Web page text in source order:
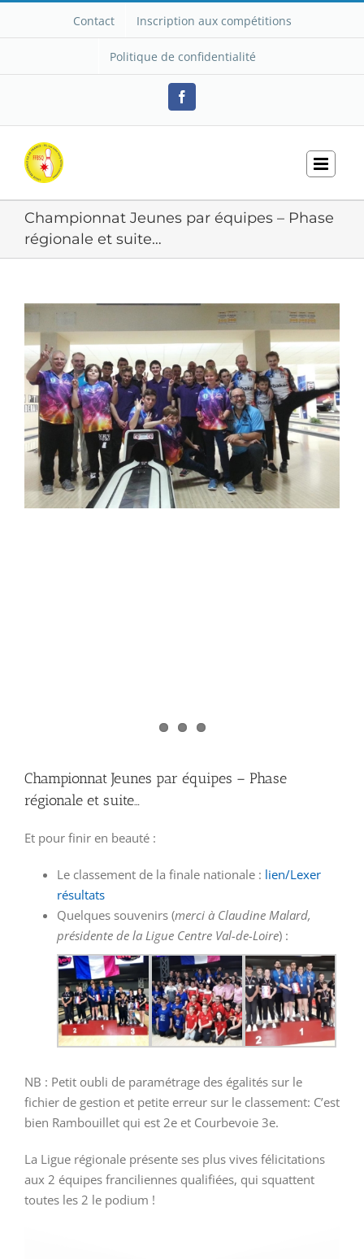
Contact Inscription aux compétitions
Politique de confidentialité
Facebook
Championnat Jeunes par équipes – Phase
régionale et suite…
Voir
l'image
agrandie
Championnat Jeunes par équipes – Phase
régionale et suite…
Et pour finir en beauté :
Le classement de la finale nationale : lien/Lexer
résultats
Quelques souvenirs (merci à Claudine Malard,
présidente de la Ligue Centre Val-de-Loire) :
NB : Petit oubli de paramétrage des égalités sur le
fichier de gestion et petite erreur sur le classement: C’est
bien Rambouillet qui est 2e et Courbevoie 3e.
La Ligue régionale présente ses plus vives félicitations
aux 2 équipes franciliennes qualifiées, qui squattent
toutes les 2 le podium !